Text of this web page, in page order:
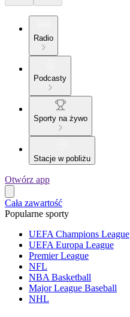
Radio
Podcasty
Sporty na żywo
Stacje w pobliżu
Otwórz app
Cała zawartość
Popularne sporty
UEFA Champions League
UEFA Europa League
Premier League
NFL
NBA Basketball
Major League Baseball
NHL